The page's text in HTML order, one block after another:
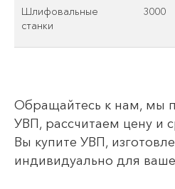
Шлифовальные
станки
3000
Обращайтесь к нам, мы
УВП, рассчитаем цену и
Вы купите УВП,
индивидуально для